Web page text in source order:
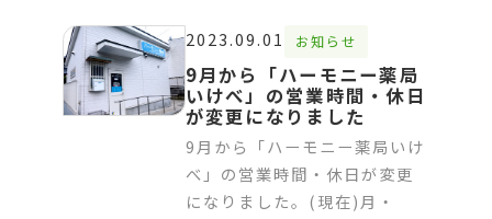
2023.09.01 お知らせ
9月から「ハーモニー薬局
いけべ」の営業時間・休日
が変更になりました
9月から「ハーモニー薬局いけ
べ」の営業時間・休日が変更
になりました。(現在)月・